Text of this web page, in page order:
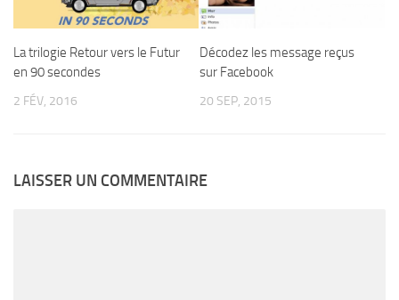
La trilogie Retour vers le Futur
en 90 secondes
2 FÉV, 2016
Décodez les message reçus
sur Facebook
20 SEP, 2015
LAISSER UN COMMENTAIRE